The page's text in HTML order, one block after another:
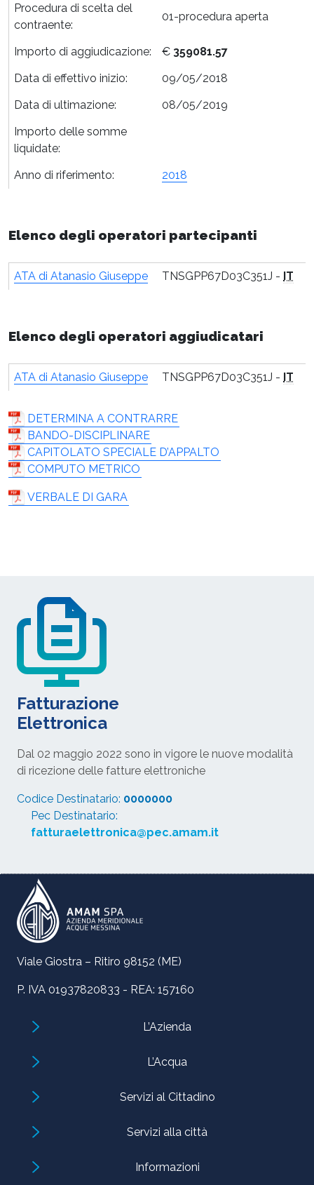
Procedura di scelta del
contraente:
01-procedura aperta
Importo di aggiudicazione: € 359081.57
Data di effettivo inizio:
09/05/2018
Data di ultimazione:
08/05/2019
Importo delle somme
liquidate:
Anno di riferimento:
2018
Elenco degli operatori partecipanti
ATA di Atanasio Giuseppe TNSGPP67D03C351J - IT
Elenco degli operatori aggiudicatari
ATA di Atanasio Giuseppe TNSGPP67D03C351J - IT
DETERMINA A CONTRARRE
BANDO-DISCIPLINARE
CAPITOLATO SPECIALE D’APPALTO
COMPUTO METRICO
VERBALE DI GARA
Fatturazione
Elettronica
Dal 02 maggio 2022 sono in vigore le nuove modalità
di ricezione delle fatture elettroniche
Codice Destinatario: 0000000
Pec Destinatario:
fatturaelettronica@pec.amam.it
Viale Giostra – Ritiro 98152 (ME)
P. IVA 01937820833 - REA: 157160
L’Azienda
L’Acqua
Servizi al Cittadino
Servizi alla città
Informazioni